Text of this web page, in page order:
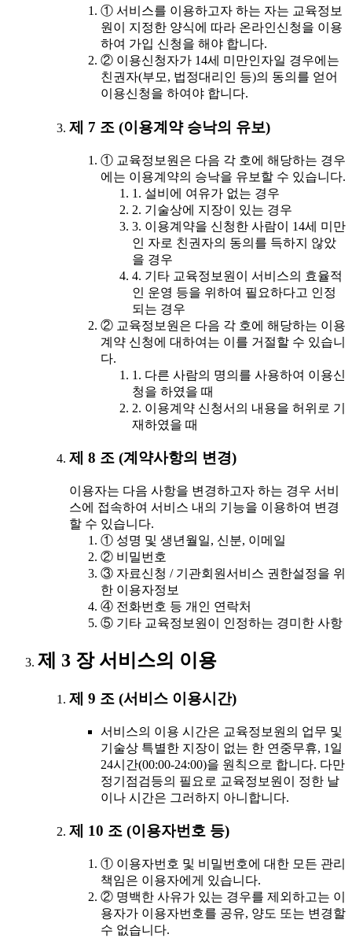
① 서비스를 이용하고자 하는 자는 교육정보
원이 지정한 양식에 따라 온라인신청을 이용
하여 가입 신청을 해야 합니다.
② 이용신청자가 14세 미만인자일 경우에는
친권자(부모, 법정대리인 등)의 동의를 얻어
이용신청을 하여야 합니다.
제 7 조 (이용계약 승낙의 유보)
① 교육정보원은 다음 각 호에 해당하는 경우
에는 이용계약의 승낙을 유보할 수 있습니다.
1. 설비에 여유가 없는 경우
2. 기술상에 지장이 있는 경우
3. 이용계약을 신청한 사람이 14세 미만
인 자로 친권자의 동의를 득하지 않았
을 경우
4. 기타 교육정보원이 서비스의 효율적
인 운영 등을 위하여 필요하다고 인정
되는 경우
② 교육정보원은 다음 각 호에 해당하는 이용
계약 신청에 대하여는 이를 거절할 수 있습니
다.
1. 다른 사람의 명의를 사용하여 이용신
청을 하였을 때
2. 이용계약 신청서의 내용을 허위로 기
재하였을 때
제 8 조 (계약사항의 변경)
이용자는 다음 사항을 변경하고자 하는 경우 서비
스에 접속하여 서비스 내의 기능을 이용하여 변경
할 수 있습니다.
① 성명 및 생년월일, 신분, 이메일
② 비밀번호
③ 자료신청 / 기관회원서비스 권한설정을 위
한 이용자정보
④ 전화번호 등 개인 연락처
⑤ 기타 교육정보원이 인정하는 경미한 사항
제 3 장 서비스의 이용
제 9 조 (서비스 이용시간)
서비스의 이용 시간은 교육정보원의 업무 및
기술상 특별한 지장이 없는 한 연중무휴, 1일
24시간(00:00-24:00)을 원칙으로 합니다. 다만
정기점검등의 필요로 교육정보원이 정한 날
이나 시간은 그러하지 아니합니다.
제 10 조 (이용자번호 등)
① 이용자번호 및 비밀번호에 대한 모든 관리
책임은 이용자에게 있습니다.
② 명백한 사유가 있는 경우를 제외하고는 이
용자가 이용자번호를 공유, 양도 또는 변경할
수 없습니다.